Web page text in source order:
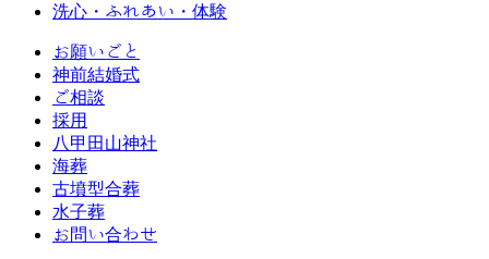
洗心・ふれあい・体験
お願いごと
神前結婚式
ご相談
採用
八甲田山神社
海葬
古墳型合葬
水子葬
お問い合わせ